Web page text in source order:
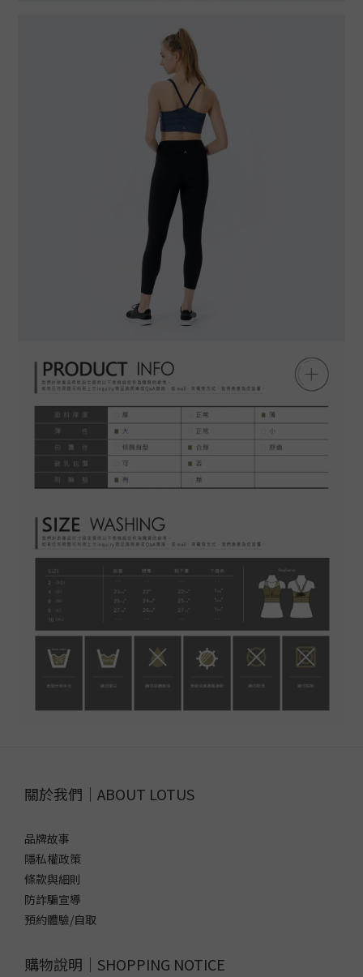
關於我們｜ABOUT LOTUS
品牌故事
隱私權政策
條款與細則
防詐騙宣導
預約體驗/自取
購物說明｜SHOPPING NOTICE